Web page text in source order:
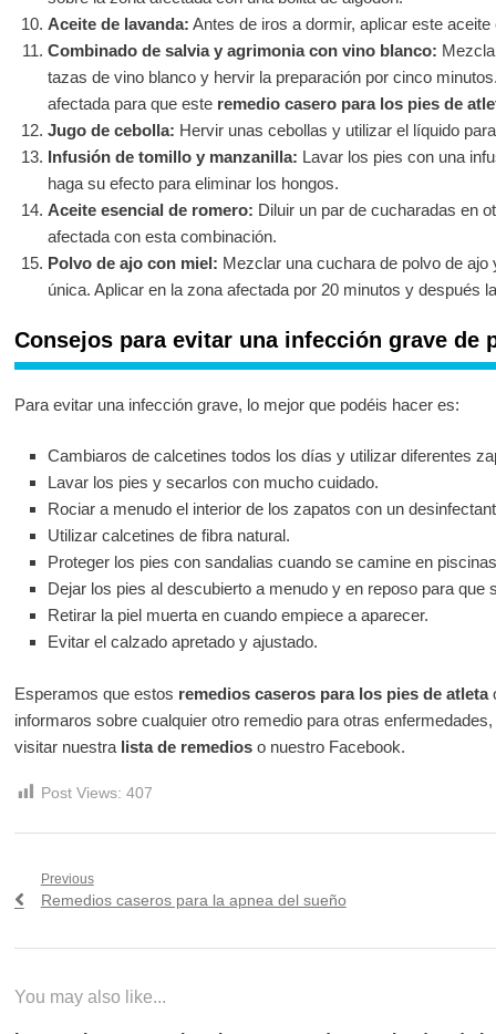
Aceite de lavanda: Antes de iros a dormir, aplicar este
Combinado de salvia y agrimonia con vino blanco:
tazas de vino blanco y hervir la preparación por cinco
afectada para que este remedio casero para los pies de
Jugo de cebolla: Hervir unas cebollas y utilizar el líquido
Infusión de tomillo y manzanilla: Lavar los pies con una
haga su efecto para eliminar los hongos.
Aceite esencial de romero: Diluir un par de cucharadas en
afectada con esta combinación.
Polvo de ajo con miel: Mezclar una cuchara de polvo de
única. Aplicar en la zona afectada por 20 minutos y después
Consejos para evitar una infección grave de
Para evitar una infección grave, lo mejor que podéis hacer es:
Cambiaros de calcetines todos los días y utilizar diferentes
Lavar los pies y secarlos con mucho cuidado.
Rociar a menudo el interior de los zapatos con un
Utilizar calcetines de fibra natural.
Proteger los pies con sandalias cuando se camine en
Dejar los pies al descubierto a menudo y en reposo para que
Retirar la piel muerta en cuando empiece a aparecer.
Evitar el calzado apretado y ajustado.
Esperamos que estos remedios caseros para los pies de atleta
informaros sobre cualquier otro remedio para otras
visitar nuestra lista de remedioso nuestro Facebook.
Post Views: 407
Navegación
Previous
Previous
Remedios caseros para la apnea del sueño
You may also like...